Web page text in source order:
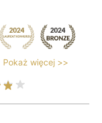
Pokaż więcej >>